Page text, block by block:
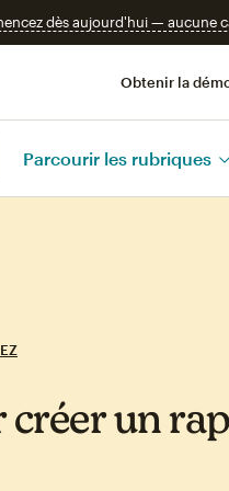
dès aujourd'hui — aucune
Obtenir la
Parcourir les rubriques
créer un